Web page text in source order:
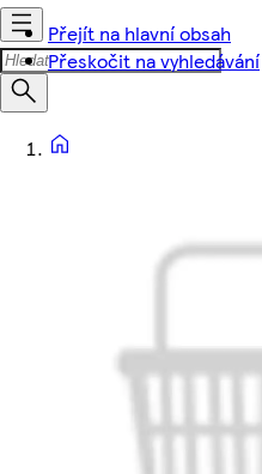
Přejít na hlavní obsah
Přeskočit na vyhledávání